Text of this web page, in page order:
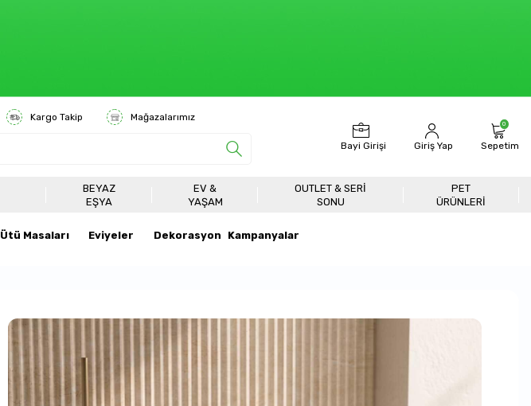
Kargo Takip Mağazalarımız
Bayi Girişi Giriş Yap
0
Sepetim
BEYAZ
EŞYA
EV &
YAŞAM
OUTLET & SERI
SONU
PET
ÜRÜNLERİ
Ütü Masaları Eviyeler Dekorasyon Kampanyalar